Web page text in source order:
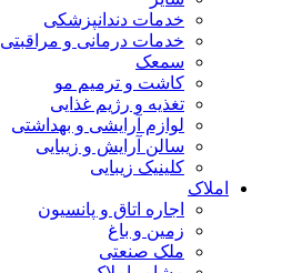
خدمات دندانپزشکی
خدمات درمانی و مراقبتی
سمعک
کاشت و ترمیم مو
تغذیه و رژیم غذایی
لوازم آرایشی و بهداشتی
سالن آرایش و زیبایی
کلینیک زیبایی
املاک
اجاره اتاق و پانسیون
زمین و باغ
ملک صنعتی